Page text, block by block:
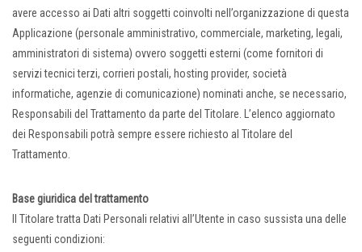
avere accesso ai Dati altri soggetti coinvolti nell’organizzazione di questa
Applicazione (personale amministrativo, commerciale, marketing, legali,
amministratori di sistema) ovvero soggetti esterni (come fornitori di
servizi tecnici terzi, corrieri postali, hosting provider, società
informatiche, agenzie di comunicazione) nominati anche, se necessario,
Responsabili del Trattamento da parte del Titolare. L’elenco aggiornato
dei Responsabili potrà sempre essere richiesto al Titolare del
Trattamento.
Base giuridica del trattamento
Il Titolare tratta Dati Personali relativi all’Utente in caso sussista una delle
seguenti condizioni: